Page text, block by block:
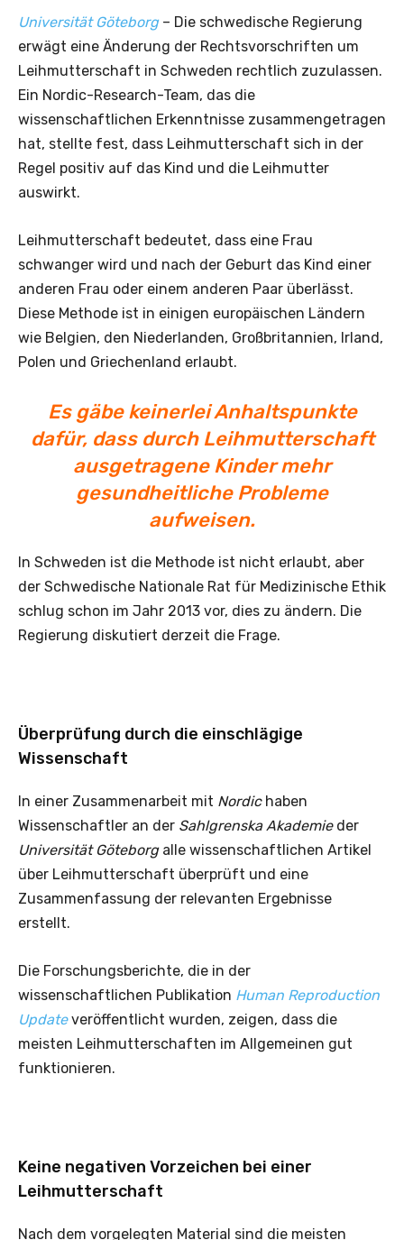
Universität Göteborg– Die schwedische Regierung
erwägt eine Änderung der Rechtsvorschriften um
Leihmutterschaft in Schweden rechtlich zuzulassen.
Ein Nordic-Research-Team, das die
wissenschaftlichen Erkenntnisse zusammengetragen
hat, stellte fest, dass Leihmutterschaft sich in der
Regel positiv auf das Kind und die Leihmutter
auswirkt.
Leihmutterschaft bedeutet, dass eine Frau
schwanger wird und nach der Geburt das Kind einer
anderen Frau oder einem anderen Paar überlässt.
Diese Methode ist in einigen europäischen Ländern
wie Belgien, den Niederlanden, Großbritannien, Irland,
Polen und Griechenland erlaubt.
Es gäbe keinerlei Anhaltspunkte
dafür, dass durch Leihmutterschaft
ausgetragene Kinder mehr
gesundheitliche Probleme
aufweisen.
In Schweden ist die Methode ist nicht erlaubt, aber
der Schwedische Nationale Rat für Medizinische Ethik
schlug schon im Jahr 2013 vor, dies zu ändern. Die
Regierung diskutiert derzeit die Frage.
Überprüfung durch die einschlägige
Wissenschaft
In einer Zusammenarbeit mit Nordichaben
Wissenschaftler an der Sahlgrenska Akademieder
Universität Göteborgalle wissenschaftlichen Artikel
über Leihmutterschaft überprüft und eine
Zusammenfassung der relevanten Ergebnisse
erstellt.
Die Forschungsberichte, die in der
wissenschaftlichen Publikation Human Reproduction
Updateveröffentlicht wurden, zeigen, dass die
meisten Leihmutterschaften im Allgemeinen gut
funktionieren.
Keine negativen Vorzeichen bei einer
Leihmutterschaft
Nach dem vorgelegten Material sind die meisten